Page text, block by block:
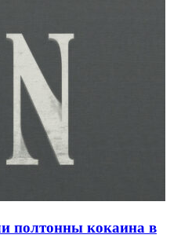
полтонны кокаина в